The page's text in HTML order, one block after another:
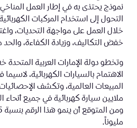
نموذج يحتذى به في إطار العمل
التحول إلى استخدام المركبات
خلال العمل على مواجهة التحديات،
خفض التكاليف، وزيادة الكفاءة، والحد
وتخطو دولة الإمارات العربية
الاهتمام بالسيارات الكهربائية،
مليوناً.